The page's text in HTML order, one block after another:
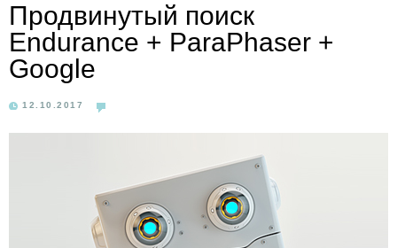
Продвинутый поиск
Endurance + ParaPhaser +
Google
12.10.2017